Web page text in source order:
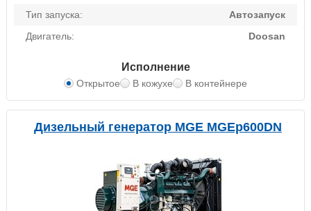
Тип запуска:
Автозапуск
Двигатель:
Doosan
Исполнение
Открытое В кожухе В контейнере
Дизельный генератор MGE MGEp600DN